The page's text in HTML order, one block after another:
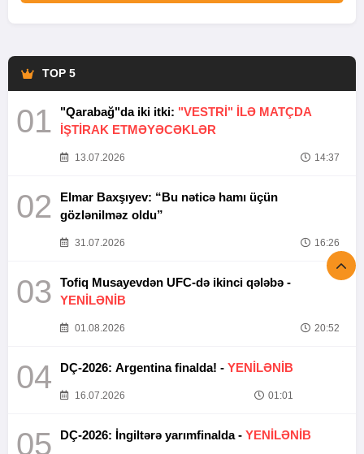
TOP 5
01 "Qarabağ"da iki itki: "VESTRİ" İLƏ MATÇDA
İŞTİRAK ETMƏYƏCƏKLƏR
13.07.2026 14:37
02
Elmar Baxşıyev: “Bu nəticə hamı üçün
gözlənilməz oldu”
31.07.2026 16:26
03
Tofiq Musayevdən UFC-də ikinci qələbə -
YENİLƏNİB
01.08.2026 20:52
04 DÇ-2026: Argentina finalda! - YENİLƏNİB
16.07.2026 01:01
05 DÇ-2026: İngiltərə yarımfinalda - YENİLƏNİB